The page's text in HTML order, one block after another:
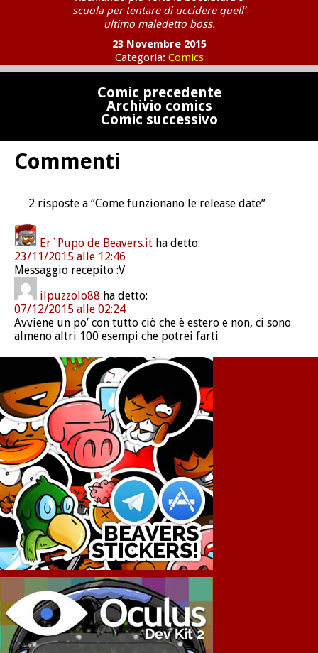
scuola per tentare di uccidere quell’
ultimo maledetto boss.
23 Novembre 2015
Categoria: Comics
Comic precedente
Archivio comics
Comic successivo
Commenti
2 risposte a “Come funzionano le release date”
Er`Pupo de Beavers.it ha detto:
23/11/2015 alle 12:46
Messaggio recepito :V
ilpuzzolo88 ha detto:
07/12/2015 alle 02:24
Avviene un po’ con tutto ciò che è estero e non, ci sono
almeno altri 100 esempi che potrei farti